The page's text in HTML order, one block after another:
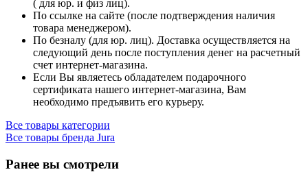
( для юр. и физ лиц).
По ссылке на сайте (после подтверждения наличия
товара менеджером).
По безналу (для юр. лиц). Доставка осуществляется на
следующий день после поступления денег на расчетный
счет интернет-магазина.
Если Вы являетесь обладателем подарочного
сертификата нашего интернет-магазина, Вам
необходимо предъявить его курьеру.
Все товары категории
Все товары бренда Jura
Ранее вы смотрели